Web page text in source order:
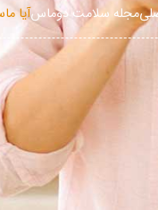
مجله سلامت دوماسآیا